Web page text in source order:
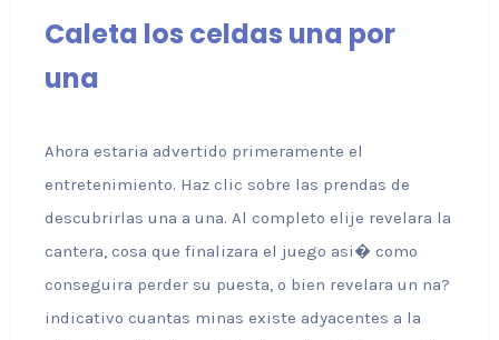
Caleta los celdas una por
una
Ahora estaria advertido primeramente el
entretenimiento. Haz clic sobre las prendas de
descubrirlas una a una. Al completo elije revelara la
cantera, cosa que finalizara el juego asi� como
conseguira perder su puesta, o bien revelara un na?
indicativo cuantas minas existe adyacentes a la